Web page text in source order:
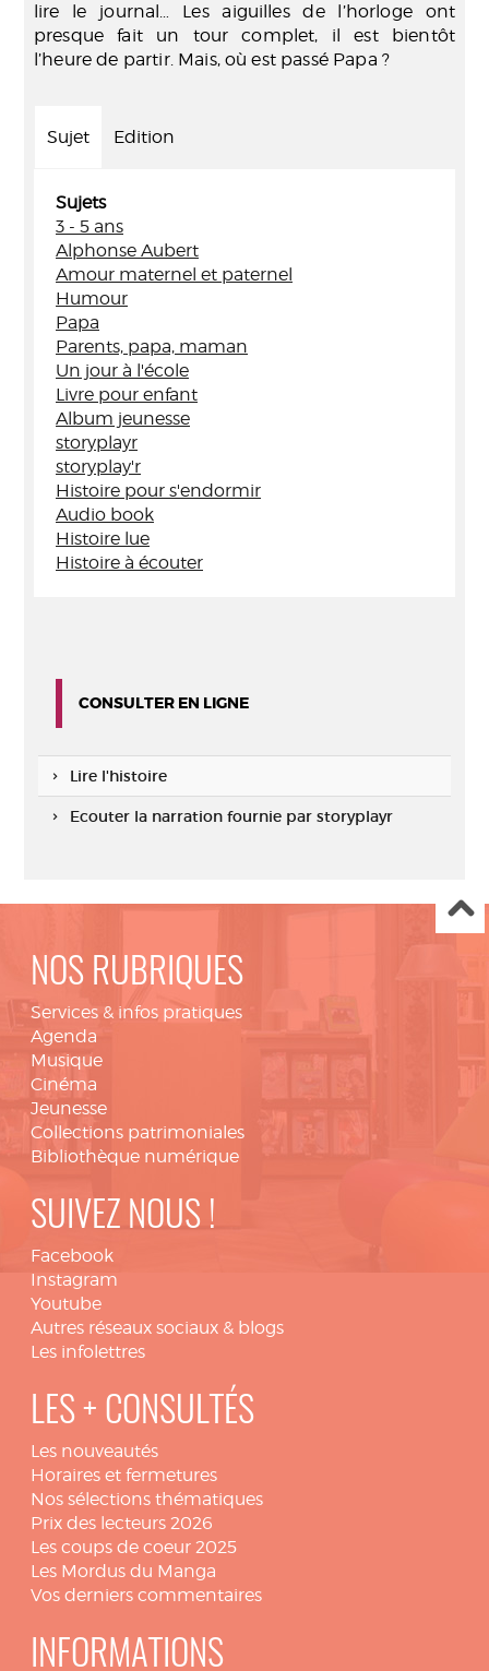
lire le journal… Les aiguilles de l’horloge ont
presque fait un tour complet, il est bientôt
l’heure de partir. Mais, où est passé Papa ?
Sujet Edition
Sujets
3 - 5 ans
Alphonse Aubert
Amour maternel et paternel
Humour
Papa
Parents, papa, maman
Un jour à l'école
Livre pour enfant
Album jeunesse
storyplayr
storyplay'r
Histoire pour s'endormir
Audio book
Histoire lue
Histoire à écouter
CONSULTER EN LIGNE
Lire l'histoire
Ecouter la narration fournie par storyplayr
NOS RUBRIQUES
Services & infos pratiques
Agenda
Musique
Cinéma
Jeunesse
Collections patrimoniales
Bibliothèque numérique
SUIVEZ NOUS !
Facebook
Instagram
Youtube
Autres réseaux sociaux & blogs
Les infolettres
LES + CONSULTÉS
Les nouveautés
Horaires et fermetures
Nos sélections thématiques
Prix des lecteurs 2026
Les coups de coeur 2025
Les Mordus du Manga
Vos derniers commentaires
INFORMATIONS